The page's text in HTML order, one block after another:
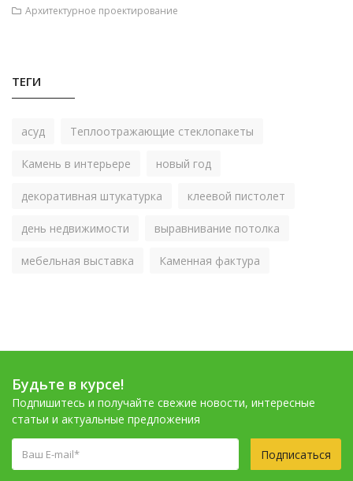
Архитектурное проектирование
ТЕГИ
асуд Теплоотражающие стеклопакеты
Камень в интерьере новый год
декоративная штукатурка клеевой пистолет
день недвижимости выравнивание потолка
мебельная выставка Каменная фактура
Будьте в курсе!
Подпишитесь и получайте свежие новости, интересные
статьи и актуальные предложения
Подписаться